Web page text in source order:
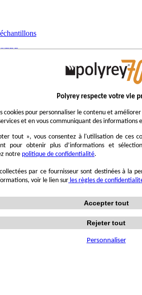
Polyrey respecte votre vie
cookies pour personnaliser le contenu et
et en vous communiquant des informations
tout », vous consentez à l'utilisation de ces
pour obtenir plus d’informations et
notre politique de confidentialité.
par ce fournisseur sont destinées à la
voir le lien sur les règles de
Accepter tout
Rejeter tout
Personnaliser
Travertine